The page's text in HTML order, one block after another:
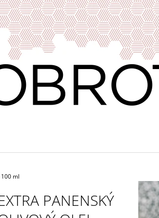
ml
PANENSKÝ
CO POTŘEBUJETE NAJÍT?
HLEDAT
VÍNO & DOBROTY 11